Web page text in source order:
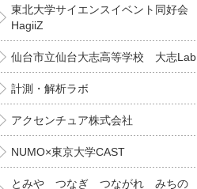
東北大学サイエンスイベント同好会
HagiiZ
仙台市立仙台大志高等学校 大志Lab
計測・解析ラボ
アクセンチュア株式会社
NUMO×東京大学CAST
とみや つなぎ つながれ みちの